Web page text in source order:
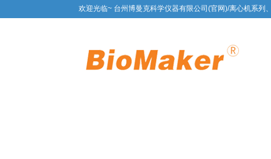
欢迎光临~ 台州博曼克科学仪器有限公司(官网)/离心机系列